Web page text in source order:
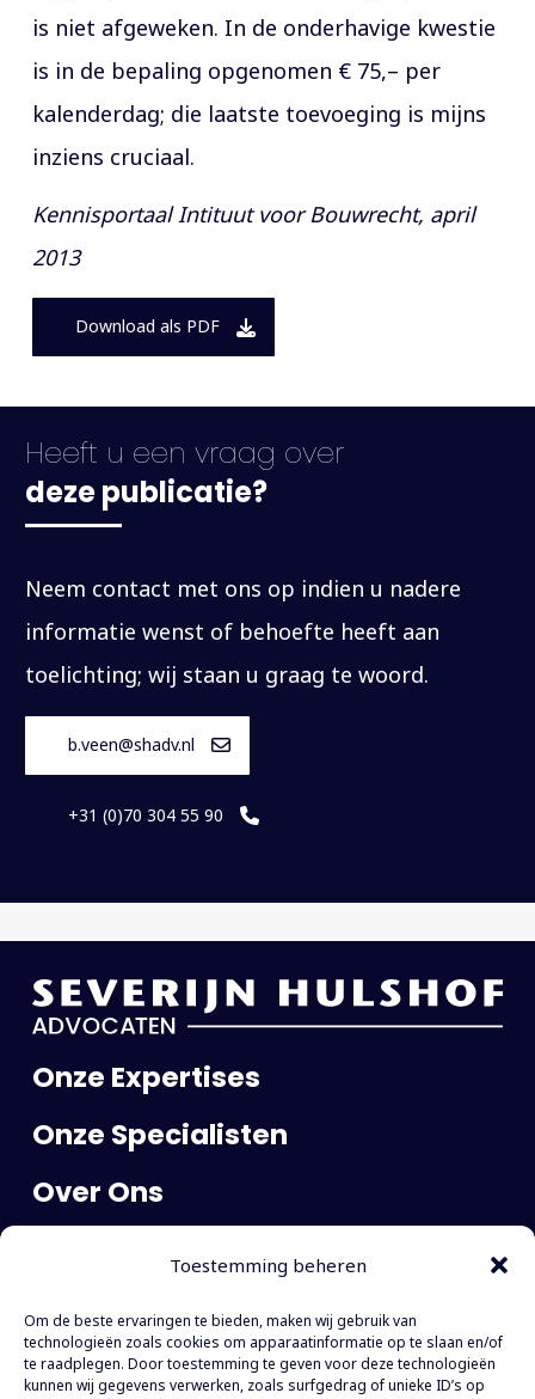
Toestemming beheren
Om de beste ervaringen te bieden, maken wij gebruik van
technologieën zoals cookies om apparaatinformatie op te slaan en/of
te raadplegen. Door toestemming te geven voor deze technologieën
kunnen wij gegevens verwerken, zoals surfgedrag of unieke ID’s op
is niet afgeweken. In de onderhavige kwestie
is in de bepaling opgenomen € 75,– per
kalenderdag; die laatste toevoeging is mijns
inziens cruciaal.
Kennisportaal Intituut voor Bouwrecht, april
2013
Download als PDF
Heeft u een vraag over
deze publicatie?
Neem contact met ons op indien u nadere
informatie wenst of behoefte heeft aan
toelichting; wij staan u graag te woord.
b.veen@shadv.nl
+31 (0)70 304 55 90
Onze Expertises
Onze Specialisten
Over Ons
Contact